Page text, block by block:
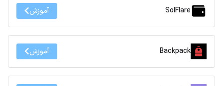
SolFlare آموزش
Backpack آموزش